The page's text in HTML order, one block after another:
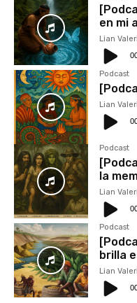
en mi
Lian
de
audio
Podcast
Lian
de
audio
Podcast
la
Lian
de
audio
Podcast
brilla
Lian
de
audio